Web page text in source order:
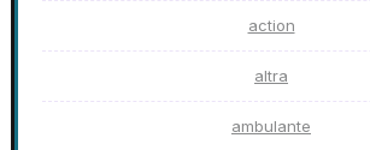
action
altra
ambulante